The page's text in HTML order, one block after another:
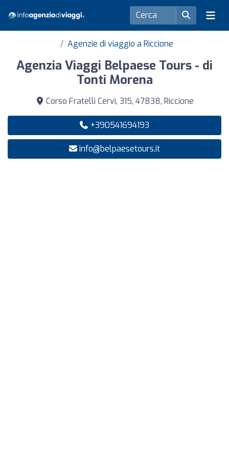
Agenzie di viaggio a Riccione
Agenzia Viaggi Belpaese Tours - di
Tonti Morena
Corso Fratelli Cervi, 315, 47838, Riccione
+390541694193
info@belpaesetours.it